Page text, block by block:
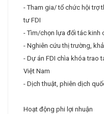
- Tham gia/ tổ chức hội trợ
tư FDI
- Tìm/chọn lựa đối tác kinh
- Nghiên cứu thị trường,
- Dự án FDI chìa khóa trao
Việt Nam
- Dịch thuật, phiên dịch
Hoạt động phi lợi nhuận